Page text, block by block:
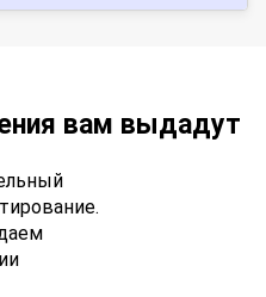
вам выдадут